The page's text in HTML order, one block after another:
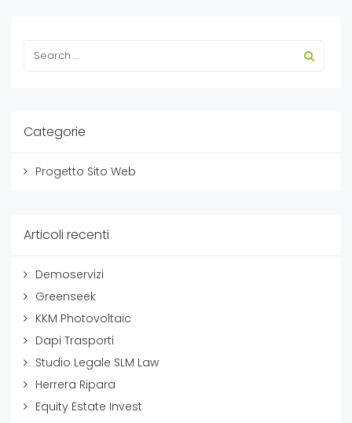
Categorie
Progetto Sito Web
Articoli recenti
Demoservizi
Greenseek
KKM Photovoltaic
Dapi Trasporti
Studio Legale SLM Law
Herrera Ripara
Equity Estate Invest